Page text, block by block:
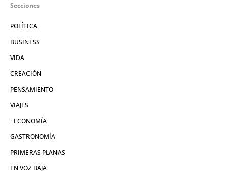
Secciones
POLÍTICA
BUSINESS
VIDA
CREACIÓN
PENSAMIENTO
VIAJES
+ECONOMÍA
GASTRONOMÍA
PRIMERAS PLANAS
EN VOZ BAJA